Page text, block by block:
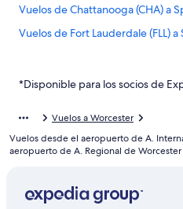
Vuelos de Chattanooga (CHA) a
Vuelos de Fort Lauderdale (FLL)
Vuelos de Newport News (PHF) a
Vuelos de Toronto (YYZ) a
Vuelos de Allentown (ABE) a
Vuelos de Amarillo (AMA) a
*Disponible para los socios de
Vuelos a Worcester
Vuelos desde el aeropuerto de A.
aeropuerto de A. Regional de Worcester